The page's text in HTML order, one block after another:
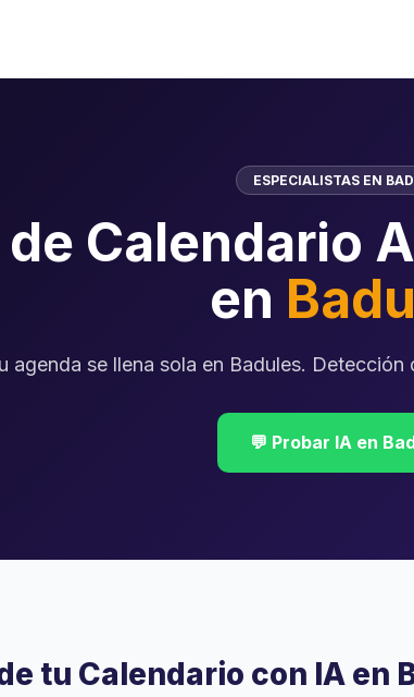
ESPECIALISTAS EN
Calendario
en
agenda se llena sola en Badules.
💬 Probar IA en
tu Calendario con IA en